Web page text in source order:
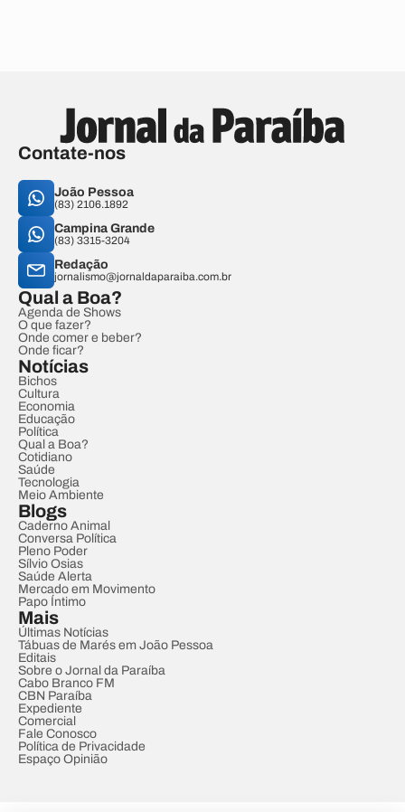
Contate-nos
João Pessoa
(83) 2106.1892
Campina Grande
(83) 3315-3204
Redação
jornalismo@jornaldaparaiba.com.br
Qual a Boa?
Agenda de Shows
O que fazer?
Onde comer e beber?
Onde ficar?
Notícias
Bichos
Cultura
Economia
Educação
Política
Qual a Boa?
Cotidiano
Saúde
Tecnologia
Meio Ambiente
Blogs
Caderno Animal
Conversa Política
Pleno Poder
Sílvio Osias
Saúde Alerta
Mercado em Movimento
Papo Íntimo
Mais
Últimas Notícias
Tábuas de Marés em João Pessoa
Editais
Sobre o Jornal da Paraíba
Cabo Branco FM
CBN Paraíba
Expediente
Comercial
Fale Conosco
Política de Privacidade
Espaço Opinião